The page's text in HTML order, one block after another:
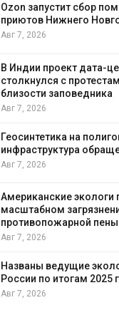
Ozon запустит сбор
приютов Нижнего
Авг 7, 2026
В Индии проект дата-
столкнулся с
близости заповедника
Авг 7, 2026
Геосинтетика на
инфраструктура
Авг 7, 2026
Американские экологи
масштабном
противопожарной пены
Авг 7, 2026
Названы ведущие
России по итогам 2025
Авг 7, 2026